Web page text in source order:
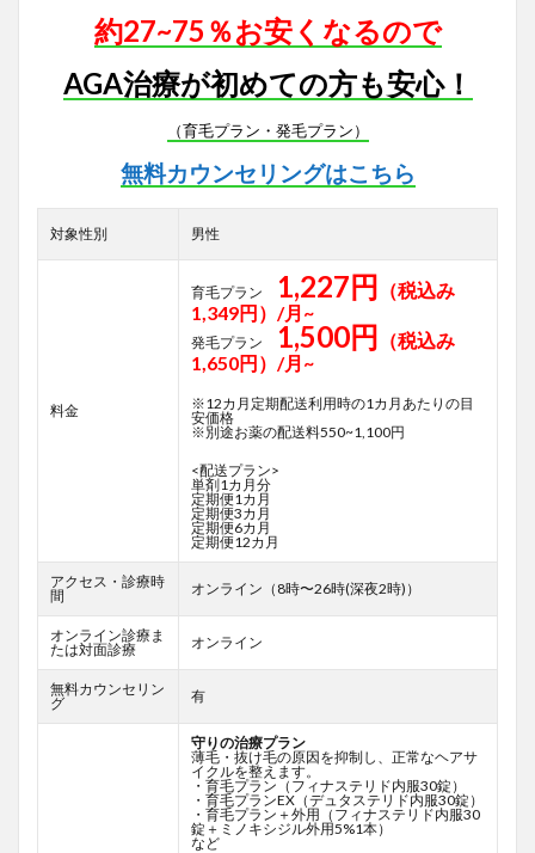
約27~75％お安くなるので
AGA治療が初めての方も安心！
（育毛プラン・発毛プラン）
無料カウンセリングはこちら
対象性別 男性
料金
育毛プラン 1,227円 （税込み
1,349円）/月~
発毛プラン 1,500円 （税込み
1,650円）/月~
※12カ月定期配送利用時の1カ月あたりの目
安価格
※別途お薬の配送料550~1,100円
<配送プラン>
単剤1カ月分
定期便1カ月
定期便3カ月
定期便6カ月
定期便12カ月
アクセス・診療時
間
オンライン（8時〜26時(深夜2時)）
オンライン診療ま
たは対面診療
オンライン
無料カウンセリン
グ
有
守りの治療プラン
薄毛・抜け毛の原因を抑制し、正常なヘアサ
イクルを整えます。
・育毛プラン（フィナステリド内服30錠）
・育毛プランEX（デュタステリド内服30錠）
・育毛プラン＋外用（フィナステリド内服30
錠＋ミノキシジル外用5%1本）
など